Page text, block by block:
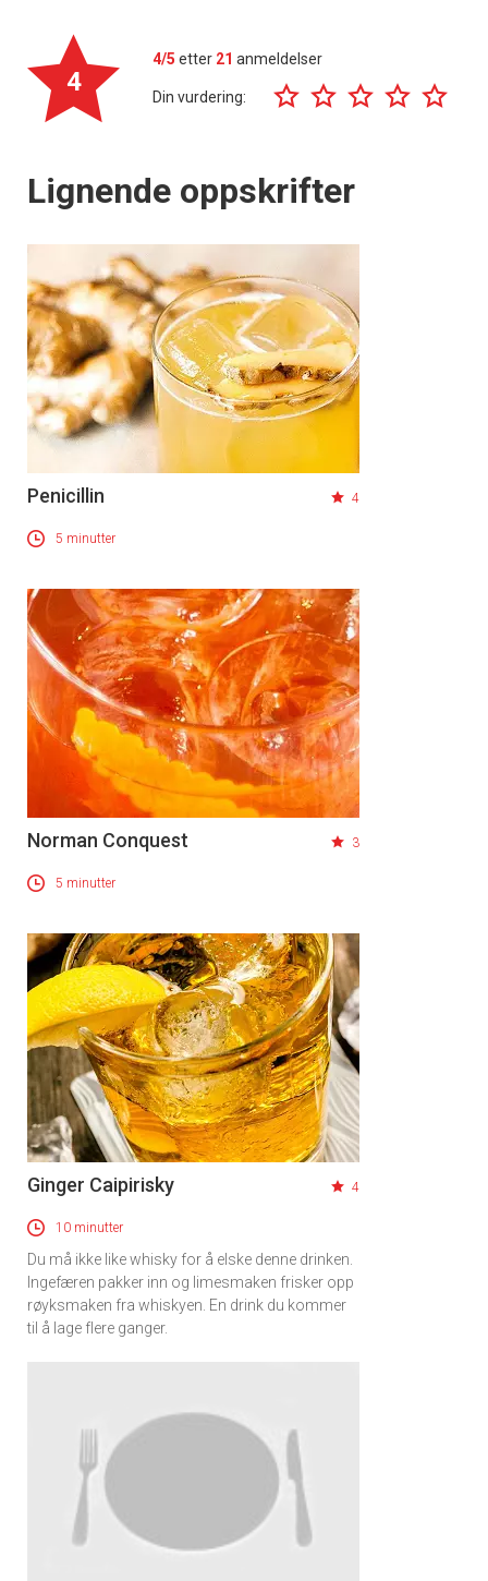
4
4/5 etter 21 anmeldelser
Din vurdering:
Lignende oppskrifter
Penicillin 4
5 minutter
Norman Conquest 3
5 minutter
Ginger Caipirisky 4
10 minutter
Du må ikke like whisky for å elske denne drinken.
Ingefæren pakker inn og limesmaken frisker opp
røyksmaken fra whiskyen. En drink du kommer
til å lage flere ganger.